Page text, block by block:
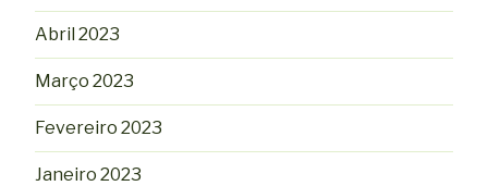
Abril 2023
Março 2023
Fevereiro 2023
Janeiro 2023